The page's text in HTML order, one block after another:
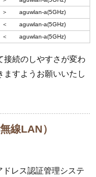
aguwlan-a(5GHz)
aguwlan-a(5GHz)
aguwlan-a(5GHz)
続のしやすさが変わ
ますようお願いいたし
線LAN）
レス認証管理システ